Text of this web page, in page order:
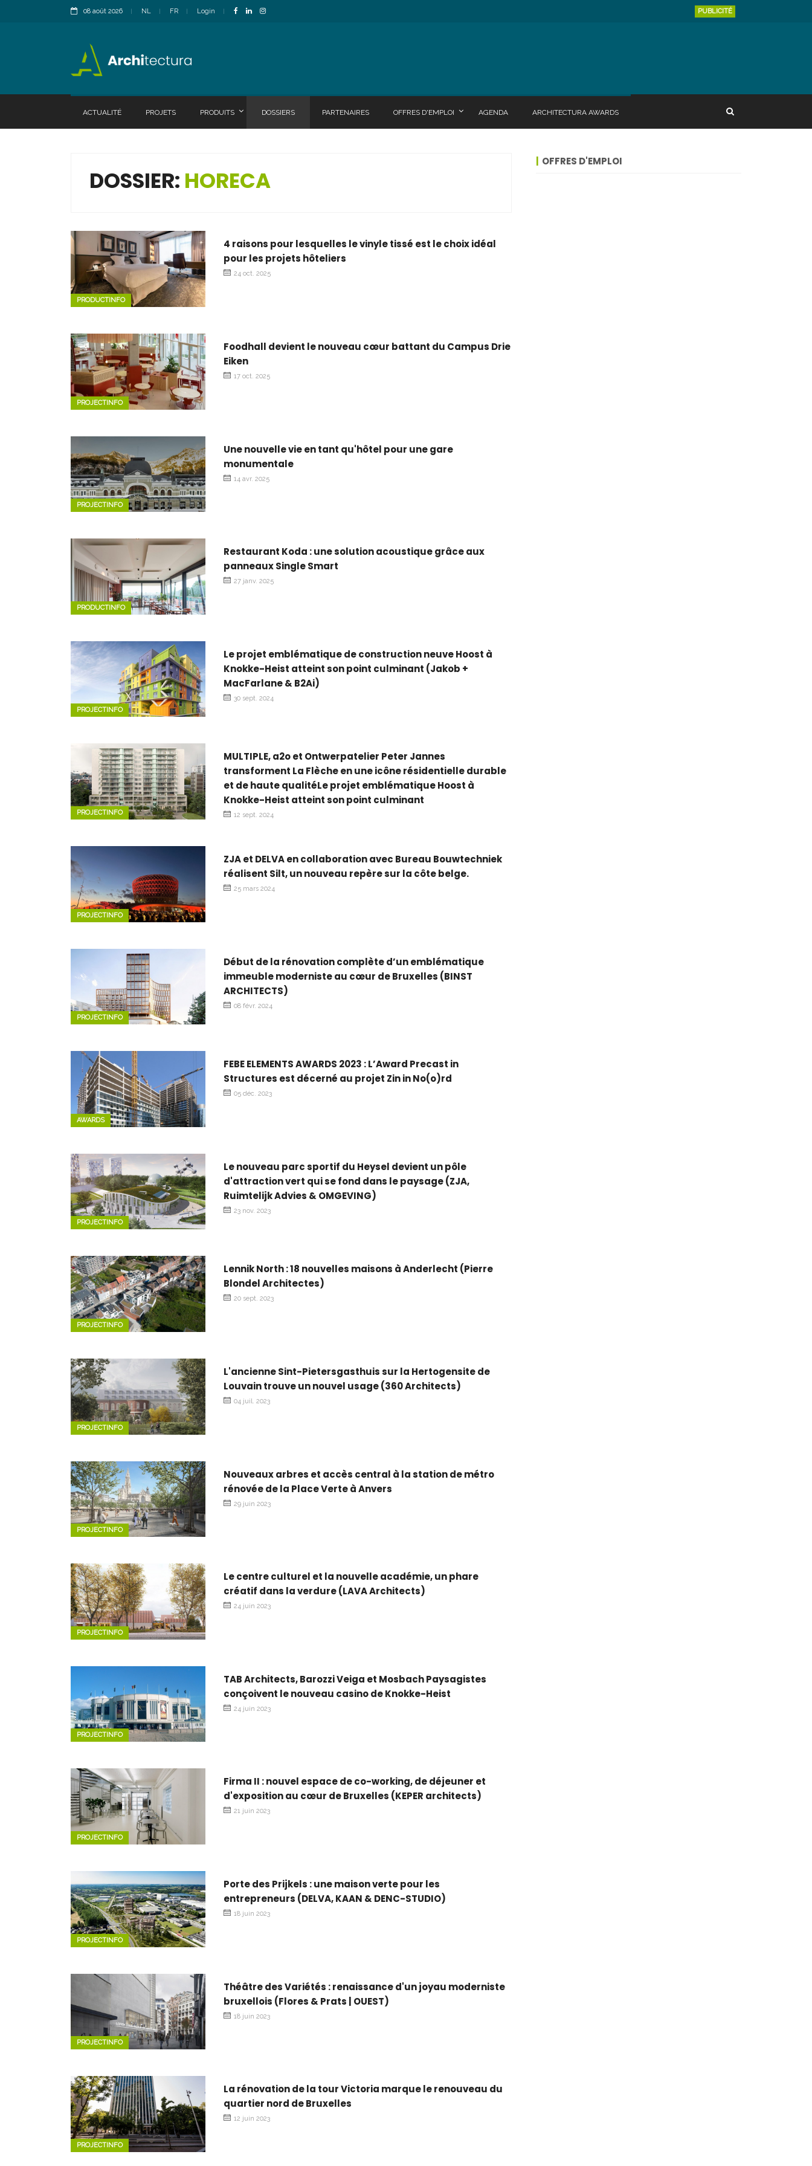
08 août 2026 NL FR Login PUBLICITÉ
ACTUALITÉ PROJETS PRODUITS DOSSIERS PARTENAIRES OFFRES D'EMPLOI AGENDA ARCHITECTURA AWARDS
DOSSIER: HORECA
PRODUCTINFO
4 raisons pour lesquelles le vinyle tissé est le choix idéal
pour les projets hôteliers
24 oct. 2025
PROJECTINFO
Foodhall devient le nouveau cœur battant du Campus Drie
Eiken
17 oct. 2025
PROJECTINFO
Une nouvelle vie en tant qu'hôtel pour une gare
monumentale
14 avr. 2025
PRODUCTINFO
Restaurant Koda : une solution acoustique grâce aux
panneaux Single Smart
27 janv. 2025
PROJECTINFO
Le projet emblématique de construction neuve Hoost à
Knokke-Heist atteint son point culminant (Jakob +
MacFarlane & B2Ai)
30 sept. 2024
PROJECTINFO
MULTIPLE, a2o et Ontwerpatelier Peter Jannes
transforment La Flèche en une icône résidentielle durable
et de haute qualitéLe projet emblématique Hoost à
Knokke-Heist atteint son point culminant
12 sept. 2024
PROJECTINFO
ZJA et DELVA en collaboration avec Bureau Bouwtechniek
réalisent Silt, un nouveau repère sur la côte belge.
25 mars 2024
PROJECTINFO
Début de la rénovation complète d’un emblématique
immeuble moderniste au cœur de Bruxelles (BINST
ARCHITECTS)
08 févr. 2024
AWARDS
FEBE ELEMENTS AWARDS 2023 : L’Award Precast in
Structures est décerné au projet Zin in No(o)rd
05 déc. 2023
PROJECTINFO
Le nouveau parc sportif du Heysel devient un pôle
d'attraction vert qui se fond dans le paysage (ZJA,
Ruimtelijk Advies & OMGEVING)
23 nov. 2023
PROJECTINFO
Lennik North : 18 nouvelles maisons à Anderlecht (Pierre
Blondel Architectes)
20 sept. 2023
PROJECTINFO
L'ancienne Sint-Pietersgasthuis sur la Hertogensite de
Louvain trouve un nouvel usage (360 Architects)
04 juil. 2023
PROJECTINFO
Nouveaux arbres et accès central à la station de métro
rénovée de la Place Verte à Anvers
29 juin 2023
PROJECTINFO
Le centre culturel et la nouvelle académie, un phare
créatif dans la verdure (LAVA Architects)
24 juin 2023
PROJECTINFO
TAB Architects, Barozzi Veiga et Mosbach Paysagistes
conçoivent le nouveau casino de Knokke-Heist
24 juin 2023
PROJECTINFO
Firma II : nouvel espace de co-working, de déjeuner et
d'exposition au cœur de Bruxelles (KEPER architects)
21 juin 2023
PROJECTINFO
Porte des Prijkels : une maison verte pour les
entrepreneurs (DELVA, KAAN & DENC-STUDIO)
18 juin 2023
PROJECTINFO
Théâtre des Variétés : renaissance d'un joyau moderniste
bruxellois (Flores & Prats | OUEST)
18 juin 2023
PROJECTINFO
La rénovation de la tour Victoria marque le renouveau du
quartier nord de Bruxelles
12 juin 2023
OFFRES D'EMPLOI